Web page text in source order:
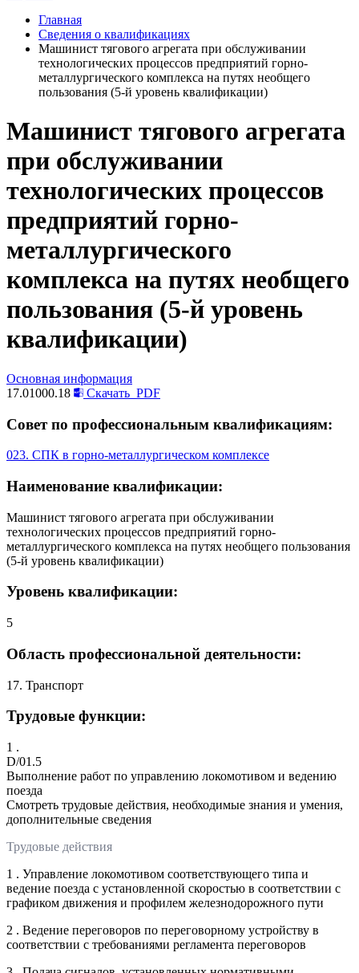
Главная
Сведения о квалификациях
Машинист тягового агрегата при обслуживании
технологических процессов предприятий горно-
металлургического комплекса на путях необщего
пользования (5-й уровень квалификации)
Машинист тягового агрегата
при обслуживании
технологических процессов
предприятий горно-
металлургического
комплекса на путях необщего
пользования (5-й уровень
квалификации)
Основная информация
17.01000.18
Скачать PDF
Совет по профессиональным квалификациям:
023. СПК в горно-металлургическом комплексе
Наименование квалификации:
Машинист тягового агрегата при обслуживании
технологических процессов предприятий горно-
металлургического комплекса на путях необщего пользования
(5-й уровень квалификации)
Уровень квалификации:
5
Область профессиональной деятельности:
17. Транспорт
Трудовые функции:
1 .
D/01.5
Выполнение работ по управлению локомотивом и ведению
поезда
Смотреть трудовые действия, необходимые знания и умения,
дополнительные сведения
Трудовые действия
1 . Управление локомотивом соответствующего типа и
ведение поезда с установленной скоростью в соответствии с
графиком движения и профилем железнодорожного пути
2 . Ведение переговоров по переговорному устройству в
соответствии с требованиями регламента переговоров